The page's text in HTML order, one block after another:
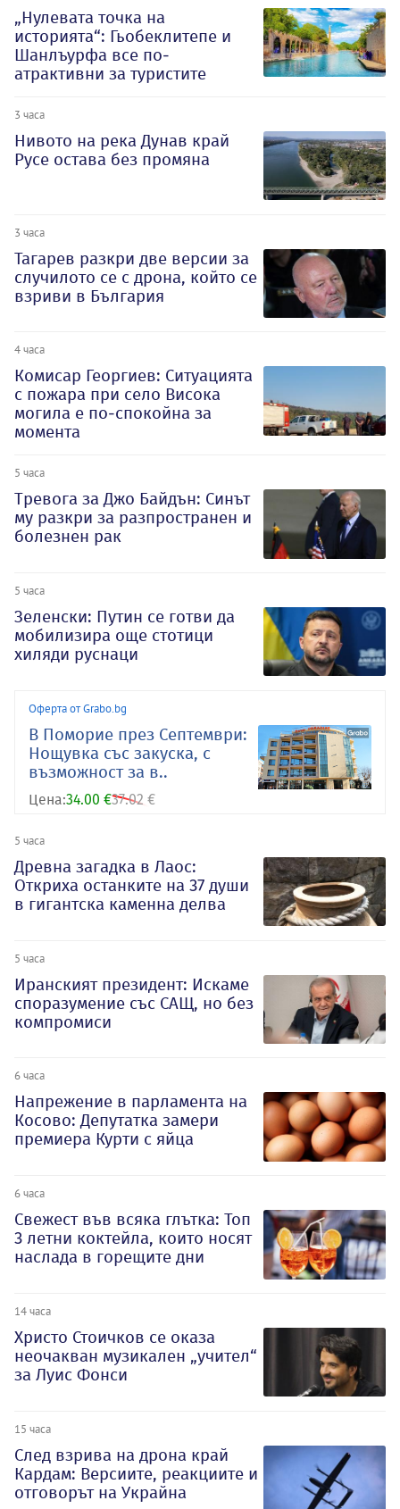
„Нулевата точка на
историята“: Гьобеклитепе и
Шанлъурфа все по-
атрактивни за туристите
3 часа
Нивото на река Дунав край
Русе остава без промяна
3 часа
Тагарев разкри две версии за
случилото се с дрона, който се
взриви в България
4 часа
Комисар Георгиев: Ситуацията
с пожара при село Висока
могила е по-спокойна за
момента
5 часа
Тревога за Джо Байдън: Синът
му разкри за разпространен и
болезнен рак
5 часа
Зеленски: Путин се готви да
мобилизира още стотици
хиляди руснаци
Оферта от Grabo.bg
В Поморие през Септември:
Нощувка със закуска, с
възможност за в..
Цена:34.00 €37.02 €
5 часа
Древна загадка в Лаос:
Откриха останките на 37 души
в гигантска каменна делва
5 часа
Иранският президент: Искаме
споразумение със САЩ, но без
компромиси
6 часа
Напрежение в парламента на
Косово: Депутатка замери
премиера Курти с яйца
6 часа
Свежест във всяка глътка: Топ
3 летни коктейла, които носят
наслада в горещите дни
14 часа
Христо Стоичков се оказа
неочакван музикален „учител“
за Луис Фонси
15 часа
След взрива на дрона край
Кардам: Версиите, реакциите и
отговорът на Украйна